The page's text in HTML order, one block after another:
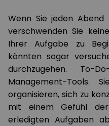
Wenn Sie jeden
verschwenden Sie
Ihrer Aufgabe zu
könnten sogar
durchzugehen. To-
Management-Tools.
organisieren, sich zu
mit einem Gefühl
erledigten Aufgaben